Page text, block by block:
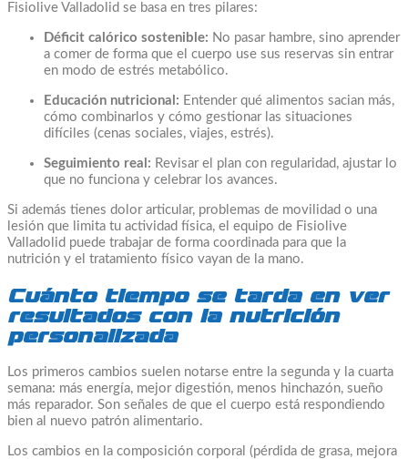
Fisiolive Valladolid se basa en tres pilares:
Déficit calórico sostenible: No pasar hambre, sino aprender
a comer de forma que el cuerpo use sus reservas sin entrar
en modo de estrés metabólico.
Educación nutricional: Entender qué alimentos sacian más,
cómo combinarlos y cómo gestionar las situaciones
difíciles (cenas sociales, viajes, estrés).
Seguimiento real: Revisar el plan con regularidad, ajustar lo
que no funciona y celebrar los avances.
Si además tienes dolor articular, problemas de movilidad o una
lesión que limita tu actividad física, el equipo de Fisiolive
Valladolid puede trabajar de forma coordinada para que la
nutrición y el tratamiento físico vayan de la mano.
Cuánto tiempo se tarda en ver
resultados con la nutrición
personalizada
Los primeros cambios suelen notarse entre la segunda y la cuarta
semana: más energía, mejor digestión, menos hinchazón, sueño
más reparador. Son señales de que el cuerpo está respondiendo
bien al nuevo patrón alimentario.
Los cambios en la composición corporal (pérdida de grasa, mejora